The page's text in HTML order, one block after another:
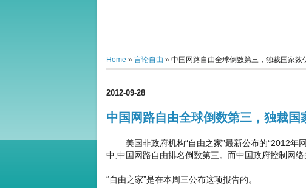
Home » 言论自由 » 中国网路自由全球倒数第三，独裁国家效
2012-09-28
中国网路自由全球倒数第三，独裁国
美国非政府机构“自由之家”最新公布的“2012年
中,中国网路自由排名倒数第三。而中国政府控制网
“自由之家”是在本周三公布这项报告的。